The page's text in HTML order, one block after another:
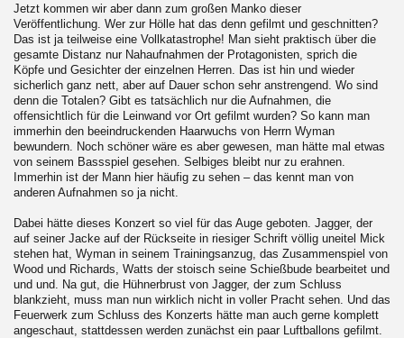
Jetzt kommen wir aber dann zum großen Manko dieser
Veröffentlichung. Wer zur Hölle hat das denn gefilmt und geschnitten?
Das ist ja teilweise eine Vollkatastrophe! Man sieht praktisch über die
gesamte Distanz nur Nahaufnahmen der Protagonisten, sprich die
Köpfe und Gesichter der einzelnen Herren. Das ist hin und wieder
sicherlich ganz nett, aber auf Dauer schon sehr anstrengend. Wo sind
denn die Totalen? Gibt es tatsächlich nur die Aufnahmen, die
offensichtlich für die Leinwand vor Ort gefilmt wurden? So kann man
immerhin den beeindruckenden Haarwuchs von Herrn Wyman
bewundern. Noch schöner wäre es aber gewesen, man hätte mal etwas
von seinem Bassspiel gesehen. Selbiges bleibt nur zu erahnen.
Immerhin ist der Mann hier häufig zu sehen – das kennt man von
anderen Aufnahmen so ja nicht.
Dabei hätte dieses Konzert so viel für das Auge geboten. Jagger, der
auf seiner Jacke auf der Rückseite in riesiger Schrift völlig uneitel Mick
stehen hat, Wyman in seinem Trainingsanzug, das Zusammenspiel von
Wood und Richards, Watts der stoisch seine Schießbude bearbeitet und
und und. Na gut, die Hühnerbrust von Jagger, der zum Schluss
blankzieht, muss man nun wirklich nicht in voller Pracht sehen. Und das
Feuerwerk zum Schluss des Konzerts hätte man auch gerne komplett
angeschaut, stattdessen werden zunächst ein paar Luftballons gefilmt.